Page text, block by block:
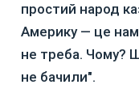
простий народ
Америку — це
не треба. Чому?
не бачили".